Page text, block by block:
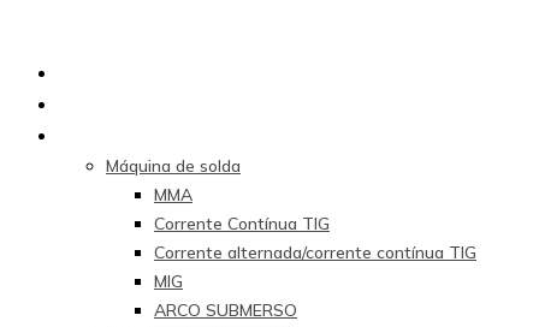
Máquina de solda
MMA
Corrente Contínua TIG
Corrente alternada/corrente contínua TIG
MIG
ARCO SUBMERSO